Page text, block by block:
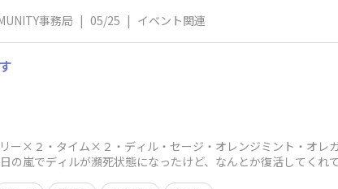
事務局 | 05/25 | イベント関連
ー×２・タイム×２・ディル・セージ・オレンジミント・オレガ
の嵐でディルが瀕死状態になったけど、なんとか復活してくれ